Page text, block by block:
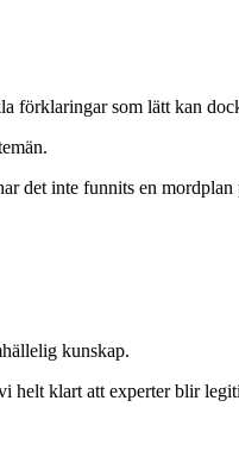
förklaringar som lätt kan
inte funnits en
kunskap.
helt klart att experter blir